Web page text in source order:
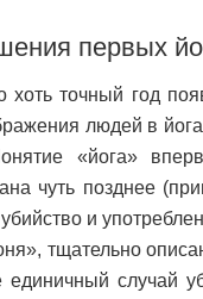
первых
хоть точный год
людей в
«йога»
чуть позднее
и
тщательно
случай